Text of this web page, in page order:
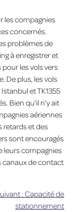
les compagnies
concernés.
problèmes de
à enregistrer et
les vols vers
De plus, les vols
et TK1355
Bien qu’il n’y ait
aériennes
retards et des
sont encouragés
leurs compagnies
canaux de contact
:Capacité de
stationnement